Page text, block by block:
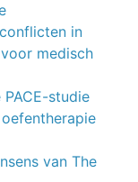
in
medisch
studie
van The